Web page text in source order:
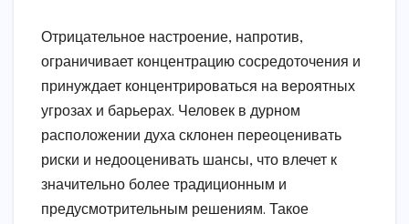
Отрицательное настроение, напротив,
ограничивает концентрацию сосредоточения и
принуждает концентрироваться на вероятных
угрозах и барьерах. Человек в дурном
расположении духа склонен переоценивать
риски и недооценивать шансы, что влечет к
значительно более традиционным и
предусмотрительным решениям. Такое